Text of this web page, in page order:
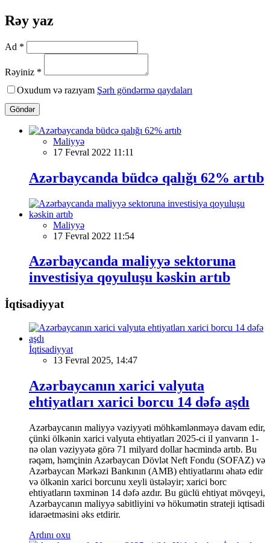
Rəy yaz
Ad *
Rəyiniz *
Oxudum və razıyam Şərh göndərmə qaydaları
Göndər
Maliyyə
17 Fevral 2022 11:11
Azərbaycanda büdcə qalığı 62% artıb
Maliyyə
17 Fevral 2022 11:54
Azərbaycanda maliyyə sektoruna
investisiya qoyuluşu kəskin artıb
İqtisadiyyat
İqtisadiyyat
13 Fevral 2025, 14:47
Azərbaycanın xarici valyuta
ehtiyatları xarici borcu 14 dəfə aşdı
Azərbaycanın maliyyə vəziyyəti möhkəmlənməyə davam edir,
çünki ölkənin xarici valyuta ehtiyatları 2025-ci il yanvarın 1-
nə olan vəziyyətə görə 71 milyard dollar həcmində artıb. Bu
rəqəm, həmçinin Azərbaycan Dövlət Neft Fondu (SOFAZ) və
Azərbaycan Mərkəzi Bankının (AMB) ehtiyatlarını əhatə edir
və ölkənin xarici borcunu xeyli üstələyir; xarici borc
ehtiyatların təxminən 14 dəfə azdır. Bu güclü ehtiyat mövqeyi,
Azərbaycanın maliyyə sabitliyini və hökumətin strateji iqtisadi
idarəetməsini əks etdirir.
Ardını oxu